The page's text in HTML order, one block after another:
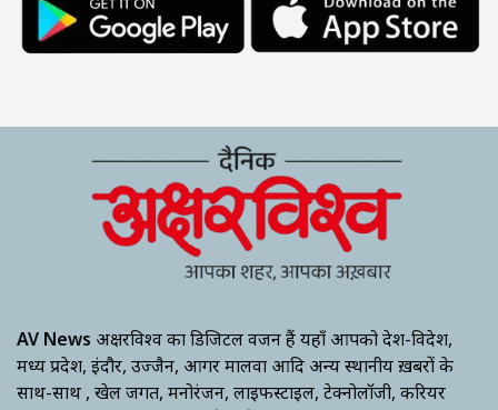
AV News अक्षरविश्व का डिजिटल वर्जन हैं यहाँ आपको देश-विदेश,
मध्य प्रदेश, इंदौर, उज्जैन, आगर मालवा आदि अन्य स्थानीय ख़बरों के
साथ-साथ , खेल जगत, मनोरंजन, लाइफस्टाइल, टेक्नोलॉजी, करियर